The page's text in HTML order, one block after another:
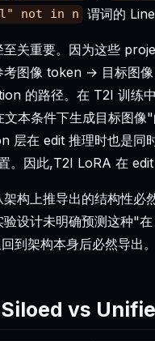
not in n
谓词的
至关重要。因为这些
考图像 token → 目标图
的路径。在 T2I 训练
本条件下生成目标图像
层在 edit 推理时也是同
。因此,T2I LoRA 在 edit
构上推导出的结构性必
验设计未明确预测这种"
到架构本身后必然导出。
vs